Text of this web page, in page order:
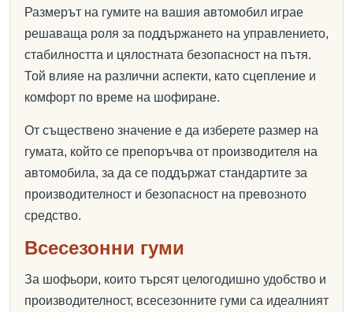
Размерът на гумите на вашия автомобил играе
решаваща роля за поддържането на управлението,
стабилността и цялостната безопасност на пътя.
Той влияе на различни аспекти, като сцепление и
комфорт по време на шофиране.
От съществено значение е да изберете размер на
гумата, който се препоръчва от производителя на
автомобила, за да се поддържат стандартите за
производителност и безопасност на превозното
средство.
Всесезонни гуми
За шофьори, които търсят целогодишно удобство и
производителност, всесезонните гуми са идеалният